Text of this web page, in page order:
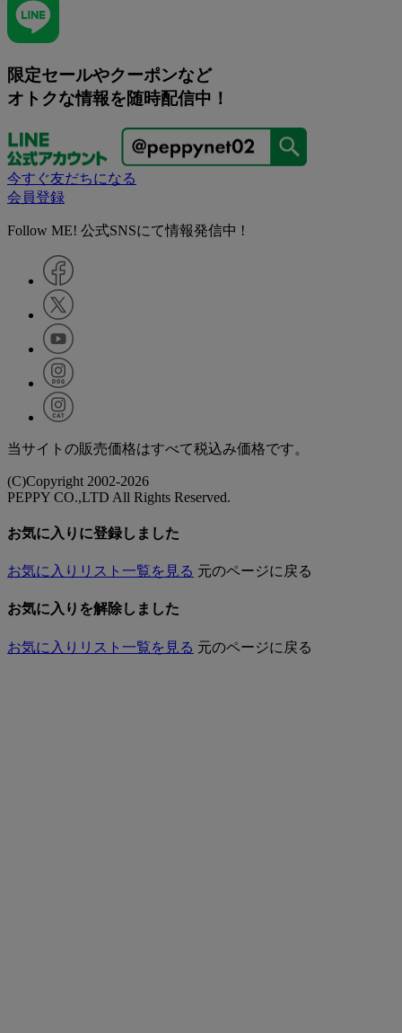
限定セールやクーポンなど
オトクな情報を随時配信中！
今すぐ友だちになる
会員登録
Follow ME! 公式SNSにて情報発信中 !
当サイトの販売価格はすべて税込み価格です。
(C)Copyright 2002-2026
PEPPY CO.,LTD All Rights Reserved.
お気に入りに登録しました
お気に入りリスト一覧を見る 元のページに戻る
お気に入りを解除しました
お気に入りリスト一覧を見る 元のページに戻る